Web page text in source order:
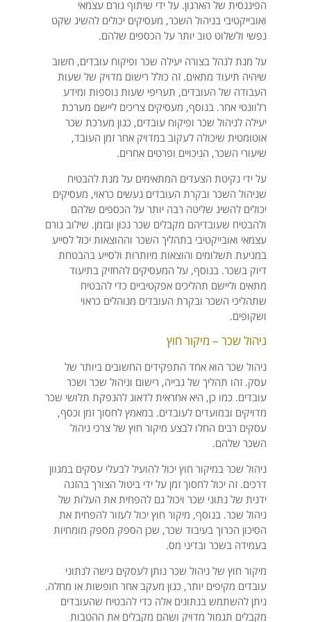
הפיננסית של הארגון. על ידי שיתוף גורם עצמאי
ואובייקטיבי בניהול השכר, מעסיקים יכולים להשיג שקט
נפשי ולשלוט טוב יותר על הכספים שלהם.
על מנת לנהל בצורה יעילה שכר ופיקוח עובדים, חשוב
שיהיה תיעוד מתאים. זה כולל רישום מדויק של שעות
העבודה של העובדים, תעריפי שעות נוספות ומידע
רלוונטי אחר. בנוסף, מעסיקים צריכים ליישם מערכת
יעילה לניהול שכר ופיקוח עובדים, כגון מערכת שכר
אוטומטית שיכולה לעקוב במדויק אחר זמן העובד,
שיעורי השכר, הניכויים ופרטים אחרים.
על ידי נקיטת הצעדים המתאימים על מנת להבטיח
שניהול השכר ובקרת העובדים נעשים כראוי, מעסיקים
יכולים להשיג שליטה רבה יותר על הכספים שלהם
ולהבטיח שעובדיהם מקבלים שכר נכון ובזמן. שילוב גורם
עצמאי ואובייקטיבי בתהליך השכר וההוצאות יכול לסייע
במניעת תשלומים והוצאות מיותרות ולסייע בהבטחת
דיוק בשכר. בנוסף, על המעסיקים להחזיק בתיעוד
מתאים וליישם תהליכים אפקטיביים כדי להבטיח
שתהליכי השכר ובקרת העובדים מנוהלים כראוי
ושקופים.
ניהול שכר – מיקור חוץ
ניהול שכר הוא אחד התפקידים החשובים ביותר של
עסק. זהו תהליך של גבייה, רישום וניהול שכר ושכר
עובדים. כמו כן, היא אחראית לדאוג להנפקת תלושי שכר
מדויקים ובמועדים לעובדים. במאמץ לחסוך זמן וכסף,
עסקים רבים החלו לבצע מיקור חוץ של צרכי ניהול
השכר שלהם.
ניהול שכר במיקור חוץ יכול להועיל לבעלי עסקים במגוון
דרכים. זה יכול לחסוך זמן על ידי ביטול הצורך בהזנה
ידנית של נתוני שכר ויכול גם להפחית את העלות של
ניהול שכר. בנוסף, מיקור חוץ יכול לעזור להפחית את
הסיכון הכרוך בעיבוד שכר, שכן הספק מספק מומחיות
בעמידה בשכר ובדיני מס.
מיקור חוץ של ניהול שכר נותן לעסקים גישה לנתוני
עובדים מקיפים יותר, כגון מעקב אחר חופשות או מחלה.
ניתן להשתמש בנתונים אלה כדי להבטיח שהעובדים
מקבלים תגמול מדויק ושהם מקבלים את ההטבות